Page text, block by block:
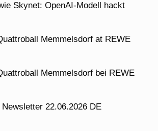
Skynet: OpenAI-Modell hackt
Memmelsdorf at REWE
Memmelsdorf bei REWE
22.06.2026 DE